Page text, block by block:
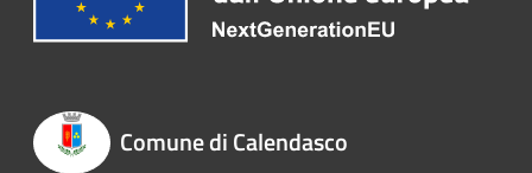
Comune di Calendasco